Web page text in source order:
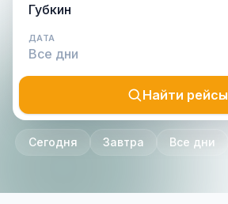
ДАТА
Найти рейсы
Сегодня Завтра Все дни